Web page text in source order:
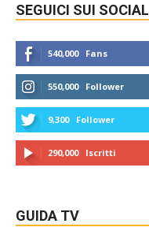
SEGUICI SUI SOCIAL
540,000 Fans
550,000 Follower
9,300 Follower
290,000 Iscritti
GUIDA TV